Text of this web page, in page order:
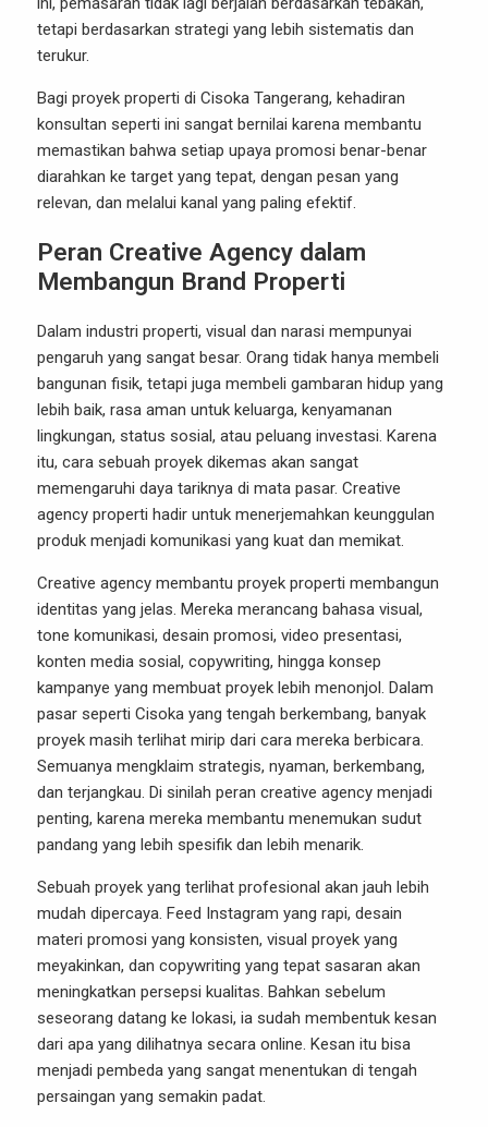
tetapi berdasarkan strategi yang lebih sistematis dan
terukur.
Bagi proyek properti di Cisoka Tangerang, kehadiran
konsultan seperti ini sangat bernilai karena membantu
memastikan bahwa setiap upaya promosi benar-benar
diarahkan ke target yang tepat, dengan pesan yang
relevan, dan melalui kanal yang paling efektif.
Peran Creative Agency dalam
Membangun Brand Properti
Dalam industri properti, visual dan narasi mempunyai
pengaruh yang sangat besar. Orang tidak hanya membeli
bangunan fisik, tetapi juga membeli gambaran hidup yang
lebih baik, rasa aman untuk keluarga, kenyamanan
lingkungan, status sosial, atau peluang investasi. Karena
itu, cara sebuah proyek dikemas akan sangat
memengaruhi daya tariknya di mata pasar. Creative
agency properti hadir untuk menerjemahkan keunggulan
produk menjadi komunikasi yang kuat dan memikat.
Creative agency membantu proyek properti membangun
identitas yang jelas. Mereka merancang bahasa visual,
tone komunikasi, desain promosi, video presentasi,
konten media sosial, copywriting, hingga konsep
kampanye yang membuat proyek lebih menonjol. Dalam
pasar seperti Cisoka yang tengah berkembang, banyak
proyek masih terlihat mirip dari cara mereka berbicara.
Semuanya mengklaim strategis, nyaman, berkembang,
dan terjangkau. Di sinilah peran creative agency menjadi
penting, karena mereka membantu menemukan sudut
pandang yang lebih spesifik dan lebih menarik.
Sebuah proyek yang terlihat profesional akan jauh lebih
mudah dipercaya. Feed Instagram yang rapi, desain
materi promosi yang konsisten, visual proyek yang
meyakinkan, dan copywriting yang tepat sasaran akan
meningkatkan persepsi kualitas. Bahkan sebelum
seseorang datang ke lokasi, ia sudah membentuk kesan
dari apa yang dilihatnya secara online. Kesan itu bisa
menjadi pembeda yang sangat menentukan di tengah
persaingan yang semakin padat.